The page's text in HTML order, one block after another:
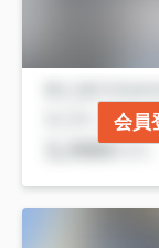
会員